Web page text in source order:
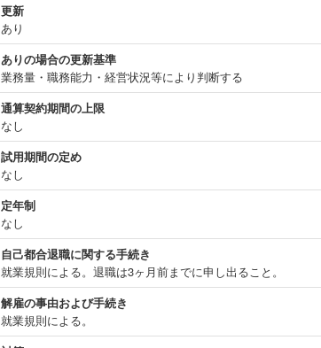
更新
あり
ありの場合の更新基準
業務量・職務能力・経営状況等により判断する
通算契約期間の上限
なし
試用期間の定め
なし
定年制
なし
自己都合退職に関する手続き
就業規則による。退職は3ヶ月前までに申し出ること。
解雇の事由および手続き
就業規則による。